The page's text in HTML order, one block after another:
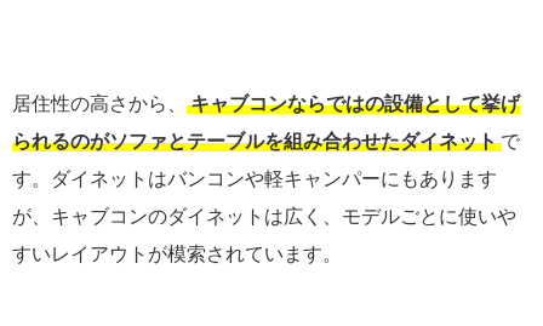
居住性の高さから、
キャブコンならではの設備として挙げ
られるのがソファとテーブルを組み合わせたダイネット で
す。ダイネットはバンコンや軽キャンパーにもあります
が、キャブコンのダイネットは広く、モデルごとに使いや
すいレイアウトが模索されています。